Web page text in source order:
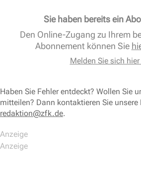
Sie haben bereits ein
Den Online-Zugang zu Ihrem
Abonnement können Sie
Melden Sie sich hier
Haben Sie Fehler entdeckt? Wollen Sie
mitteilen? Dann kontaktieren Sie
redaktion@zfk.de.